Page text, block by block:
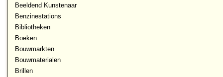
Beeldend Kunstenaar
Benzinestations
Bibliotheken
Boeken
Bouwmarkten
Bouwmaterialen
Brillen